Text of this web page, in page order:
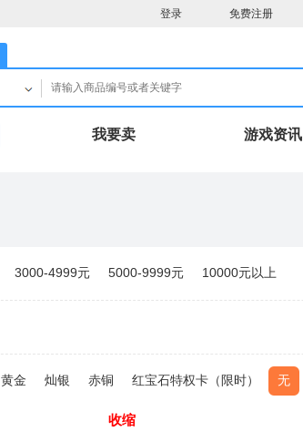
登录 免费注册
我要卖 游戏资讯
3000-4999元 5000-9999元 10000元以上
黄金 灿银 赤铜 红宝石特权卡（限时） 无
收缩